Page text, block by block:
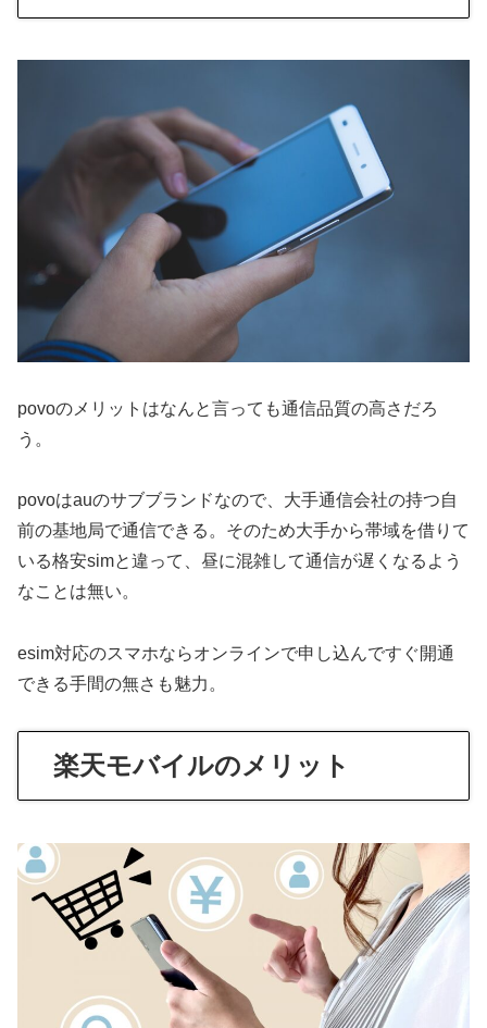
povoのメリットはなんと言っても通信品質の高さだろ
う。
povoはauのサブブランドなので、大手通信会社の持つ自
前の基地局で通信できる。そのため大手から帯域を借りて
いる格安simと違って、昼に混雑して通信が遅くなるよう
なことは無い。
esim対応のスマホならオンラインで申し込んですぐ開通
できる手間の無さも魅力。
楽天モバイルのメリット